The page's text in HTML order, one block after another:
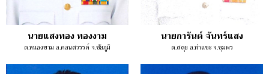
นายแสงทอง ทองงาม
ต.หนองขาม อ.คอนสวรรค์ จ.ชัยภูมิ
นายการันต์ จันทร์แสง
ต.สลุย อ.ท่าแซะ จ.ชุมพร